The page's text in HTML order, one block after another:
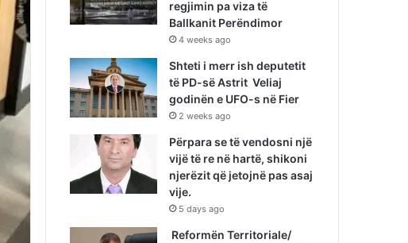
regjimin pa viza të
Ballkanit Perëndimor
4 weeks ago
Shteti i merr ish deputetit
të PD-së Astrit Veliaj
godinën e UFO-s në Fier
2 weeks ago
Përpara se të vendosni një
vijë të re në hartë, shikoni
njerëzit që jetojnë pas asaj
vije.
5 days ago
Reformën Territoriale/